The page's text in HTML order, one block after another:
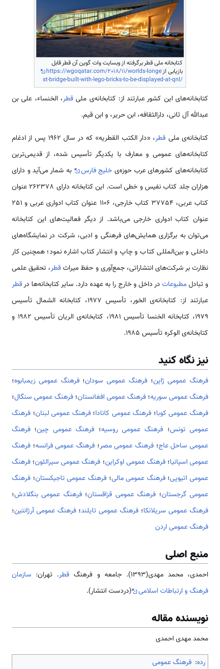
کتابخانه ملی قطر برگرفته از وبسایت وات گوین آن قطر قابل
بازیابی ازhttps://wgoqatar.com/2018/11/worlds-longe
st-bridge-built-with-lego-bricks-to-be-displayed-at-qnl/
کتابخانه‌های این کشور عبارتند از: کتابخانه‌‌ی ملیقطر، الخنساء، علی بن
عبدالله آل ثانی، دارالثقافه، ابن حریر، و ابن قیم.
کتابخانه‌ی ملی قطر
، «دار الکتب القطریه» که در سال 1962 پس از ادغام
کتابخانه‌های عمومی و معارف با یکدیگر تأسیس شده، از قدیمی‌ترین
کتابخانه‌های کشورهای عرب حوزه‌ی خلیج فارس
به شمار می‌آید و دارای
هزاران جلد کتاب نفیس و خطی است. این کتابخانه دارای 262378 عنوان
کتاب عربی، 37754 کتاب خارجی، 1106 عنوان کتاب ادواری عربی و 251
عنوان کتاب ادواری خارجی می‌باشد. از دیگر فعالیت‌های این کتابخانه
می‌توان به برگزاری همایش‌های فرهنگی و ادبی، شرکت در نمایشگاه‌های
داخلی و بین‌المللی کتاب و چاپ و انتشار کتاب اشاره نمود؛ همچنین کار
نظارت بر شرکت‌های انتشاراتی، جمع‌آوری و حفظ میراثقطر، تحقیق علمی
و تبادلمطبوعات در داخل و خارج را به عهده دارد. سایر کتابخانه‌ها درقطر
عبارتند از: کتابخانه‌ی الخور، تأسیس 1977، کتابخانه الشمال تأسیس
1979، کتابخانه الخنسا تأسیس 1981، کتابخانه‌ی الریان تأسیس 1982 و
کتابخانه‌ی الوکره تأسیس 1985.
نیز نگاه کنید
فرهنگ عمومی ژاپن؛فرهنگ عمومی سودان؛فرهنگ عمومی زیمبابوه؛
فرهنگ عمومی سوریه؛ فرهنگ عمومی افغانستان؛ فرهنگ عمومی سنگال؛
فرهنگ عمومی کوبا؛ فرهنگ عمومی کانادا؛فرهنگ عمومی لبنان؛ فرهنگ
عمومی تونس؛ فرهنگ عمومی روسیه؛ فرهنگ عمومی چین؛ فرهنگ
عمومی ساحل عاج؛ فرهنگ عمومی مصر؛ فرهنگ عمومی فرانسه؛ فرهنگ
عمومی اسپانیا؛فرهنگ عمومی اوکراین؛ فرهنگ عمومی سیرالئون؛ فرهنگ
عمومی اتیوپی؛فرهنگ عمومی مالی؛فرهنگ عمومی تاجیکستان؛ فرهنگ
عمومی گرجستان؛ فرهنگ عمومی قزاقستان؛فرهنگ عمومی بنگلادش؛
فرهنگ عمومی سریلانکا؛ فرهنگ عمومی تایلند؛ فرهنگ عمومی آرژانتین؛
فرهنگ عمومی اردن
منبع اصلی
احمدی، محمد مهدی(1393). جامعه و فرهنگ قطر. تهران: سازمان
فرهنگ و ارتباطات اسلامی
(دردست انتشار).
نویسنده مقاله
محمد مهدی احمدی
رده: فرهنگ عمومی